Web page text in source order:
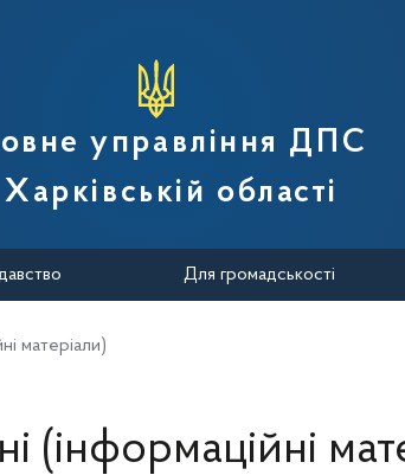
служби України
управління ДПС
області
Для громадськості
матеріали)
(інформаційні